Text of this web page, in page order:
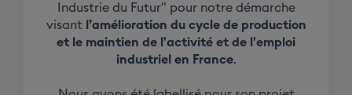
Industrie du Futur" pour notre démarche
visant
l’amélioration du cycle de production
et le maintien de l'activité et de l'emploi
industriel en France.